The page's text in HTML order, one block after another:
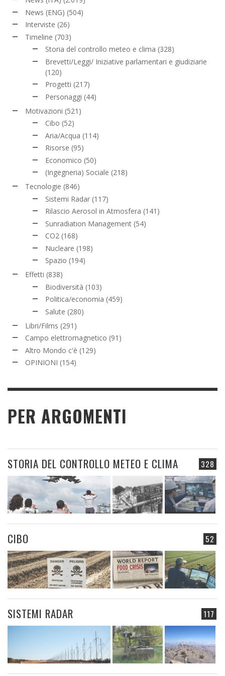
News (ENG) (504)
Interviste (26)
Timeline (703)
Storia del controllo meteo e clima (328)
Brevetti/Leggi/ Iniziative parlamentari e giudiziarie
(120)
Progetti (217)
Personaggi (44)
Motivazioni (521)
Cibo (52)
Aria/Acqua (114)
Risorse (95)
Economico (50)
(Ingegneria) Sociale (218)
Tecnologie (846)
Sistemi Radar (117)
Rilascio Aerosol in Atmosfera (141)
Sunradiation Management (54)
CO2 (168)
Nucleare (198)
Spazio (194)
Effetti (838)
Biodiversità (103)
Politica/economia (459)
Salute (280)
Libri/Films (291)
Campo elettromagnetico (91)
Altro Mondo c'è (129)
OPINIONI (154)
PER ARGOMENTI
328
STORIA DEL CONTROLLO METEO E CLIMA
52
CIBO
117
SISTEMI RADAR